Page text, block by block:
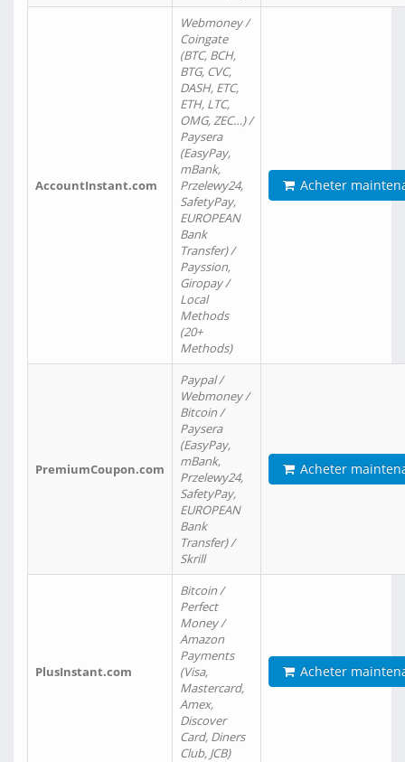
AccountInstant.com
Webmoney /
Coingate
(BTC, BCH,
BTG, CVC,
DASH, ETC,
ETH, LTC,
OMG, ZEC…) /
Paysera
(EasyPay,
mBank,
Przelewy24,
SafetyPay,
EUROPEAN
Bank
Transfer) /
Payssion,
Giropay /
Local
Methods
(20+
Methods)
Acheter
PremiumCoupon.com
Paypal /
Webmoney /
Bitcoin /
Paysera
(EasyPay,
mBank,
Przelewy24,
SafetyPay,
EUROPEAN
Bank
Transfer) /
Skrill
Acheter
PlusInstant.com
Bitcoin /
Perfect
Money /
Amazon
Payments
(Visa,
Mastercard,
Amex,
Discover
Card, Diners
Club, JCB)
Acheter